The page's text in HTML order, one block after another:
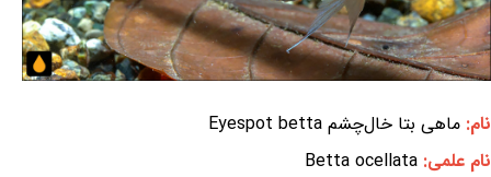
نام: ماهی بتا خال‌چشم Eyespot betta
نام علمی: Betta ocellata